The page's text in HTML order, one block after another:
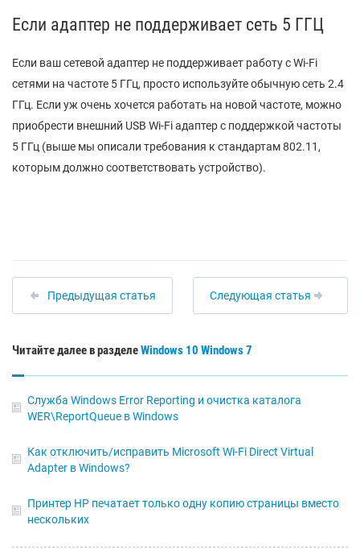
Если адаптер не поддерживает сеть 5 ГГЦ
Если ваш сетевой адаптер не поддерживает работу с Wi-Fi
сетями на частоте 5 ГГц, просто используйте обычную сеть 2.4
ГГц. Если уж очень хочется работать на новой частоте, можно
приобрести внешний USB Wi-Fi адаптер с поддержкой частоты
5 ГГц (выше мы описали требования к стандартам 802.11,
которым должно соответствовать устройство).
Предыдущая статья Следующая статья
Читайте далее в разделеWindows 10 Windows 7
Служба Windows Error Reporting и очистка каталога
WER\ReportQueue в Windows
Как отключить/исправить Microsoft Wi-Fi Direct Virtual
Adapter в Windows?
Принтер HP печатает только одну копию страницы вместо
нескольких